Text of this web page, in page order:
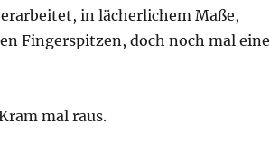
in lächerlichem Maße,
Fingerspitzen, doch noch mal eine
mal raus.